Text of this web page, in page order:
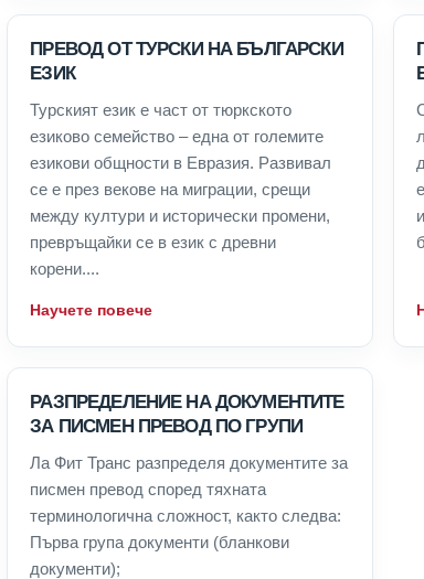
ПРЕВОД ОТ ТУРСКИ НА БЪЛГАРСКИ
ЕЗИК
Турският език е част от тюркското
езиково семейство – една от големите
езикови общности в Евразия. Развивал
се е през векове на миграции, срещи
между култури и исторически промени,
превръщайки се в език с древни
корени....
Научете повече
РАЗПРЕДЕЛЕНИЕ НА ДОКУМЕНТИТЕ
ЗА ПИСМЕН ПРЕВОД ПО ГРУПИ
Ла Фит Транс разпределя документите за
писмен превод според тяхната
терминологична сложност, както следва:
Първа група документи (бланкови
документи);